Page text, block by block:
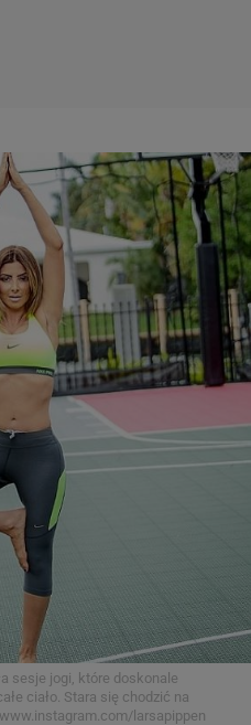
sesje jogi, które doskonale
ciało. Stara się chodzić na
www.instagram.com/larsapippen